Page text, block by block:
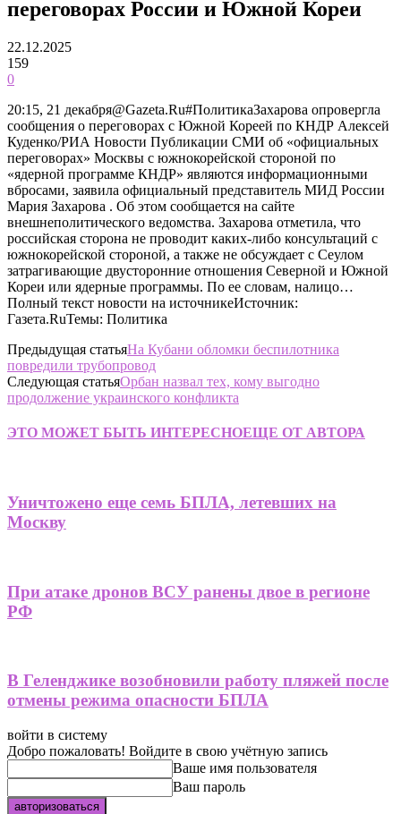
переговорах России и Южной Кореи
22.12.2025
159
0
20:15, 21 декабря@Gazeta.Ru#ПолитикаЗахарова опровергла
сообщения о переговорах с Южной Кореей по КНДР Алексей
Куденко/РИА Новости Публикации СМИ об «официальных
переговорах» Москвы с южнокорейской стороной по
«ядерной программе КНДР» являются информационными
вбросами, заявила официальный представитель МИД России
Мария Захарова . Об этом сообщается на сайте
внешнеполитического ведомства. Захарова отметила, что
российская сторона не проводит каких-либо консультаций с
южнокорейской стороной, а также не обсуждает с Сеулом
затрагивающие двусторонние отношения Северной и Южной
Кореи или ядерные программы. По ее словам, налицо…
Полный текст новости на источникеИсточник:
Газета.RuТемы: Политика
Предыдущая статьяНа Кубани обломки беспилотника
повредили трубопровод
Следующая статьяОрбан назвал тех, кому выгодно
продолжение украинского конфликта
ЭТО МОЖЕТ БЫТЬ ИНТЕРЕСНОЕЩЕ ОТ АВТОРА
Уничтожено еще семь БПЛА, летевших на
Москву
При атаке дронов ВСУ ранены двое в регионе
РФ
В Геленджике возобновили работу пляжей после
отмены режима опасности БПЛА
войти в систему
Добро пожаловать! Войдите в свою учётную запись
Ваше имя пользователя
Ваш пароль